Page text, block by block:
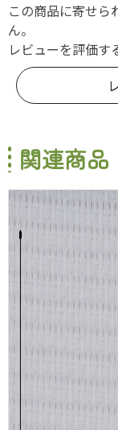
この商品に寄せら
ん。
レビューを評価す
関連商品